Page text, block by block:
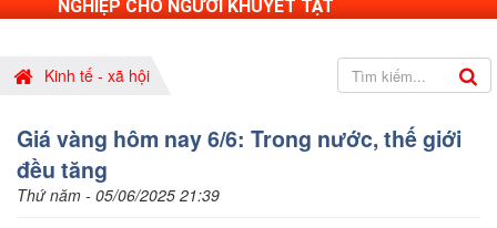
NGHIỆP CHO NGƯỜI KHUYẾT TẬT
Kinh tế - xã hội
Giá vàng hôm nay 6/6: Trong nước, thế giới
đều tăng
Thứ năm - 05/06/2025 21:39